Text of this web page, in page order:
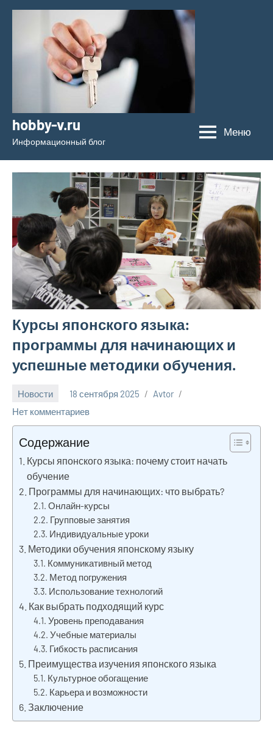
Перейти
содержимому
hobby-v.ru
Информационный блог
Меню
Курсы японского языка:
программы для начинающих и
успешные методики обучения.
Новости 18 сентября 2025
Avtor
Нет комментариев
Содержание
Курсы японского языка: почему стоит начать
обучение
Программы для начинающих: что выбрать?
Онлайн-курсы
Групповые занятия
Индивидуальные уроки
Методики обучения японскому языку
Коммуникативный метод
Метод погружения
Использование технологий
Как выбрать подходящий курс
Уровень преподавания
Учебные материалы
Гибкость расписания
Преимущества изучения японского языка
Культурное обогащение
Карьера и возможности
Заключение